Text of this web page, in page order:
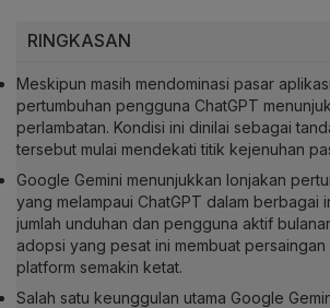
RINGKASAN
Meskipun masih mendominasi pasar
pertumbuhan pengguna ChatGPT
perlambatan. Kondisi ini dinilai sebagai
tersebut mulai mendekati titik kejenuhan
Google Gemini menunjukkan lonjakan
yang melampaui ChatGPT dalam berbagai
jumlah unduhan dan pengguna aktif
adopsi yang pesat ini membuat
platform semakin ketat.
Salah satu keunggulan utama Google